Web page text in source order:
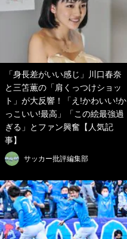
「身長差がいい感じ」川口春奈
と三笘薫の「肩くっつけショッ
ト」が大反響！「え!かわいい!か
っこいい!最高」「この絵最強過
ぎる」とファン興奮【人気記
事】
サッカー批評編集部